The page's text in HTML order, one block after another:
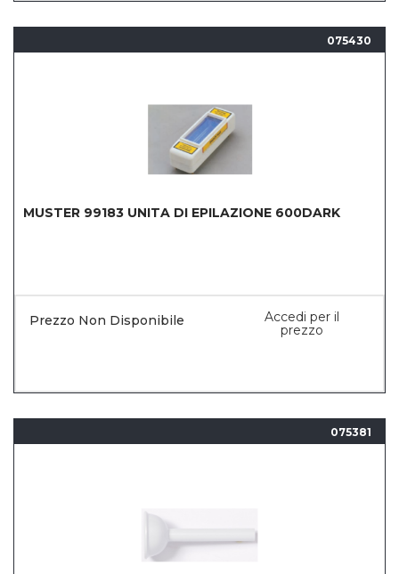
075430
MUSTER 99183 UNITA DI EPILAZIONE 600DARK
Prezzo Non Disponibile
Accedi per il
prezzo
075381